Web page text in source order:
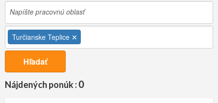
Turčianske Teplice
Hľadať
Nájdených ponúk :0